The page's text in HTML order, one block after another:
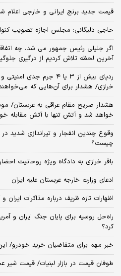
قیمت جدید برنج ایرانی و خارجی اعلام
حاجی دلیگانی: مجلس اجازه تصویب
اگر جلیلی رئیس جمهور می شد، چه
آخرین لحظه تلاش کردیم از درگیری
ردپای بیش از ۳ یا ۴ جرم
خرازی/ هشدار برای آن‌هایی که می‌خواهند به ۲۵۰ هزار نفر
هشدار صریح مقام عراقی به عربستان/
خواهد شد و آتش تنها با آتش مقابله
وقوع چندین انفجار و تیراندازی شدید
چیست؟
باقر خرازی به دادگاه ویژه روحانیت
ادعای وزارت خارجه عربستان علیه ایران
اظهارات تازه ظریف درباره مذاکرات ایران و
راه‌حل روسیه برای پایان جنگ ایران و
کرد؟
خبر مهم برای متقاضیان خرید خودرو/ این خودرو ۸۰
طوفان قیمت در بازار لبنیات/ قیمت